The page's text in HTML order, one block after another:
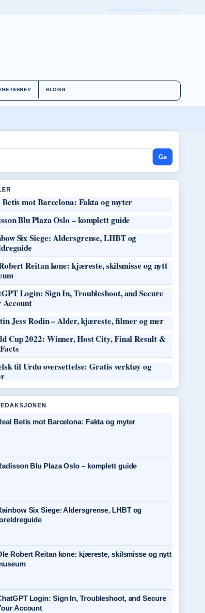
BLOGG
Ga
Betis mot Barcelona: Fakta og myter
Blu Plaza Oslo – komplett guide
Six Siege: Aldersgrense, LHBT og
Reitan kone: kjæreste, skilsmisse og nytt
Login: Sign In, Troubleshoot, and Secure
Account
Jess Rodin – Alder, kjæreste, filmer og mer
Cup 2022: Winner, Host City, Final Result &
til Urdu oversettelse: Gratis verktøy og
Betis mot Barcelona: Fakta og myter
Blu Plaza Oslo – komplett guide
Six Siege: Aldersgrense, LHBT og
Robert Reitan kone: kjæreste, skilsmisse og nytt
Login: Sign In, Troubleshoot, and Secure
Account